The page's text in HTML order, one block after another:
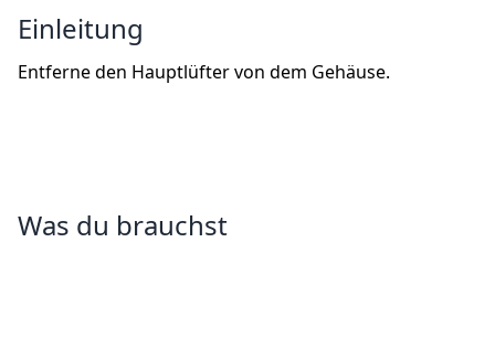
Einleitung
Entferne den Hauptlüfter von dem Gehäuse.
Was du brauchst